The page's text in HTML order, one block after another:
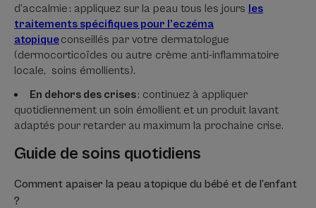
d’accalmie : appliquez sur la peau tous les jours les
traitements spécifiques pour l’eczéma
atopiqueconseillés par votre dermatologue
(dermocorticoïdes ou autre crème anti-inflammatoire
locale, soins émollients).
En dehors des crises: continuez à appliquer
quotidiennement un soin émollient et un produit lavant
adaptés pour retarder au maximum la prochaine crise.
Guide de soins quotidiens
Comment apaiser la peau atopique du bébé et de l’enfant
?